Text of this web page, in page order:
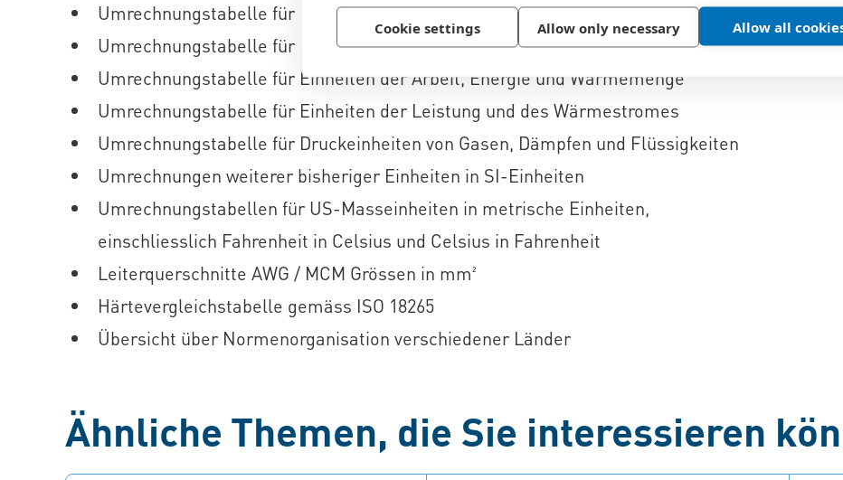
Cookie settings Allow only necessary Allow all
Umrechnungstabelle für Krafteinheiten
Umrechnungstabelle für Einheiten der mechanischen Spannung
Umrechnungstabelle für Einheiten der Arbeit, Energie und Wärmemenge
Umrechnungstabelle für Einheiten der Leistung und des Wärmestromes
Umrechnungstabelle für Druckeinheiten von Gasen, Dämpfen und Flüssigkeiten
Umrechnungen weiterer bisheriger Einheiten in SI-Einheiten
Umrechnungstabellen für US-Masseinheiten in metrische Einheiten,
einschliesslich Fahrenheit in Celsius und Celsius in Fahrenheit
Leiterquerschnitte AWG / MCM Grössen in mm²
Härtevergleichstabelle gemäss ISO 18265
Übersicht über Normenorganisation verschiedener Länder
Ähnliche Themen, die Sie interessieren